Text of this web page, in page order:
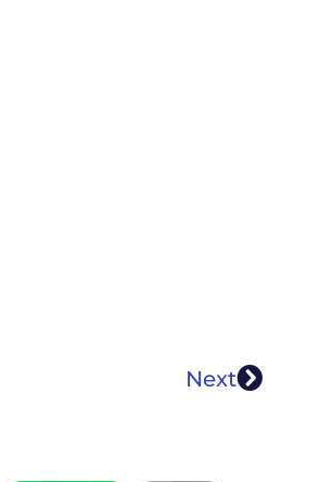
Next